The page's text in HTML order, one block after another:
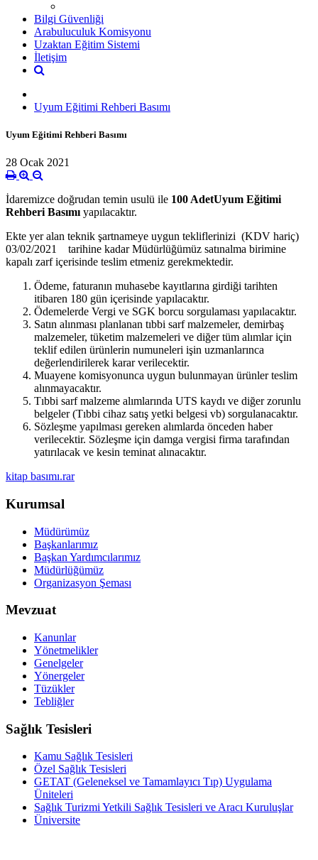
Bilgi Güvenliği
Arabuluculuk Komisyonu
Uzaktan Eğitim Sistemi
İletişim
Uyum Eğitimi Rehberi Basımı
Uyum Eğitimi Rehberi Basımı
28 Ocak 2021
İdaremizce doğrudan temin usulü ile 100 AdetUyum Eğitimi
Rehberi Basımı yapılacaktır.
Ekte yer alan teknik şartnameye uygun tekliflerinizi (KDV hariç)
03/02/2021 tarihine kadar Müdürlüğümüz satınalma birimine
kapalı zarf içerisinde teslim etmeniz gerekmektedir.
Ödeme, faturanın muhasebe kayıtlarına girdiği tarihten
itibaren 180 gün içerisinde yapılacaktır.
Ödemelerde Vergi ve SGK borcu sorgulaması yapılacaktır.
Satın alınması planlanan tıbbi sarf malzemeler, demirbaş
malzemeler, tüketim malzemeleri ve diğer tüm alımlar için
teklif edilen ürünlerin numuneleri işin uzmanlarınca
değerlendirilerek karar verilecektir.
Muayene komisyonunca uygun bulunmayan ürünler teslim
alınmayacaktır.
Tıbbi sarf malzeme alımlarında UTS kaydı ve diğer zorunlu
belgeler (Tıbbi cihaz satış yetki belgesi vb) sorgulanacaktır.
Sözleşme yapılması gereken alımlarda önceden haber
verilecektir. Sözleşme için damga vergisi firma tarafından
yatırılacak ve kesin teminat alınacaktır.
kitap basımı.rar
Kurumsal
Müdürümüz
Başkanlarımız
Başkan Yardımcılarımız
Müdürlüğümüz
Organizasyon Şeması
Mevzuat
Kanunlar
Yönetmelikler
Genelgeler
Yönergeler
Tüzükler
Tebliğler
Sağlık Tesisleri
Kamu Sağlık Tesisleri
Özel Sağlık Tesisleri
GETAT (Geleneksel ve Tamamlayıcı Tıp) Uygulama
Üniteleri
Sağlık Turizmi Yetkili Sağlık Tesisleri ve Aracı Kuruluşlar
Üniversite